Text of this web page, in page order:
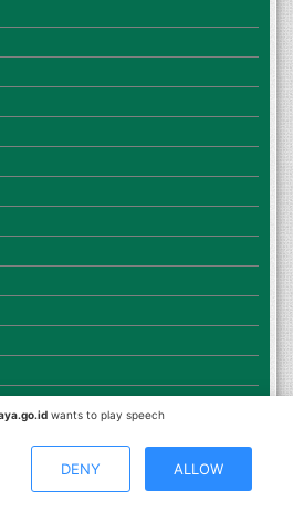
Palangka Raya
Browser :
Mozilla Firefox
Google Chrome
wants to play speech
DENY ALLOW